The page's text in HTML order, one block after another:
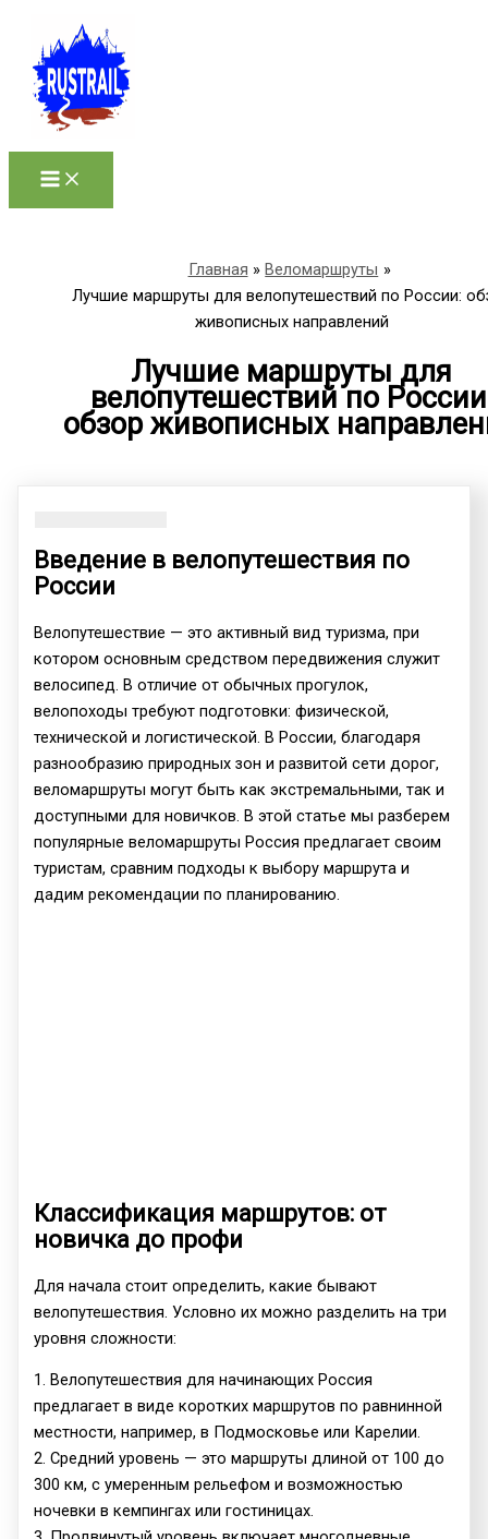
содержимому
Главная
Веломаршруты
Лучшие маршруты для велопутешествий по России:
живописных направлений
Лучшие маршруты для
велопутешествий по
обзор живописных
Введение в велопутешествия по
России
Велопутешествие — это активный вид туризма, при
котором основным средством передвижения служит
велосипед. В отличие от обычных прогулок,
велопоходы требуют подготовки: физической,
технической и логистической. В России, благодаря
разнообразию природных зон и развитой сети дорог,
веломаршруты могут быть как экстремальными, так и
доступными для новичков. В этой статье мы разберем
популярные веломаршруты Россия предлагает своим
туристам, сравним подходы к выбору маршрута и
дадим рекомендации по планированию.
Классификация маршрутов: от
новичка до профи
Для начала стоит определить, какие бывают
велопутешествия. Условно их можно разделить на три
уровня сложности:
1. Велопутешествия для начинающих Россия
предлагает в виде коротких маршрутов по равнинной
местности, например, в Подмосковье или Карелии.
2. Средний уровень — это маршруты длиной от 100 до
300 км, с умеренным рельефом и возможностью
ночевки в кемпингах или гостиницах.